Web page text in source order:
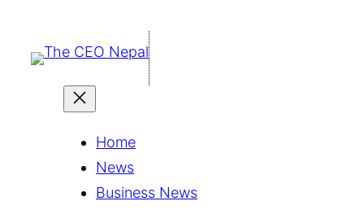
जानुहोस्
Home
News
Business News